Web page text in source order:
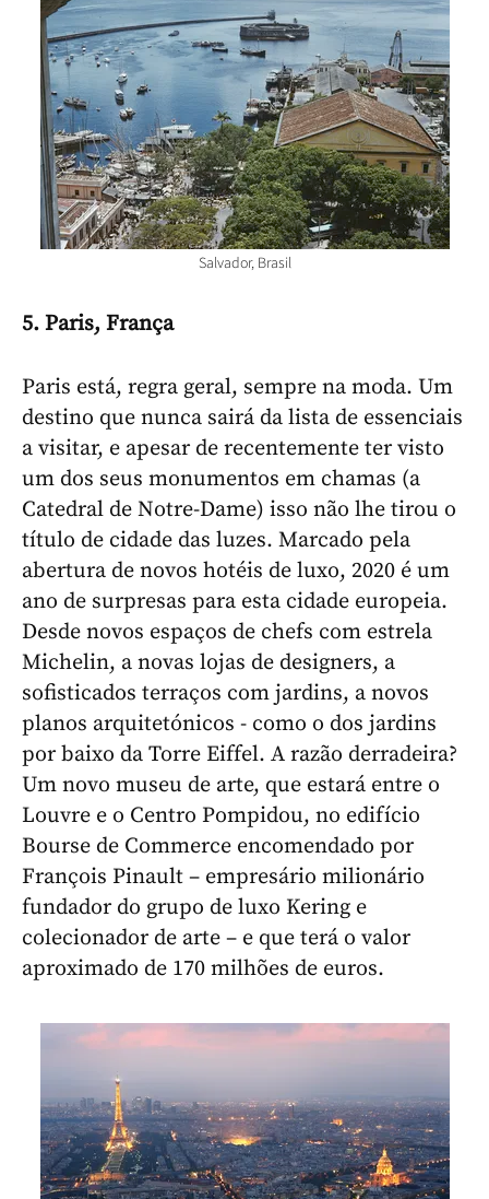
Salvador, Brasil
5. Paris, França
Paris está, regra geral, sempre na moda. Um
destino que nunca sairá da lista de essenciais
a visitar, e apesar de recentemente ter visto
um dos seus monumentos em chamas (a
Catedral de Notre-Dame) isso não lhe tirou o
título de cidade das luzes. Marcado pela
abertura de novos hotéis de luxo, 2020 é um
ano de surpresas para esta cidade europeia.
Desde novos espaços de chefs com estrela
Michelin, a novas lojas de designers, a
sofisticados terraços com jardins, a novos
planos arquitetónicos - como o dos jardins
por baixo da Torre Eiffel. A razão derradeira?
Um novo museu de arte, que estará entre o
Louvre e o Centro Pompidou, no edifício
Bourse de Commerce encomendado por
François Pinault – empresário milionário
fundador do grupo de luxo Kering e
colecionador de arte – e que terá o valor
aproximado de 170 milhões de euros.